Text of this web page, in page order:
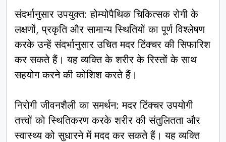
संदर्भानुसार उपयुक्त: होम्योपैथिक चिकित्सक रोगी के
लक्षणों, प्रकृति और सामान्य स्थितियों का पूर्ण विश्लेषण
करके उन्हें संदर्भानुसार उचित मदर टिंक्चर की सिफारिश
कर सकते हैं। यह व्यक्ति के शरीर के रिस्तों के साथ
सहयोग करने की कोशिश करते हैं।
निरोगी जीवनशैली का समर्थन: मदर टिंक्चर उपयोगी
तत्त्वों को स्थितिकरण करके शरीर की संतुलितता और
स्वास्थ्य को सुधारने में मदद कर सकते हैं। यह व्यक्ति